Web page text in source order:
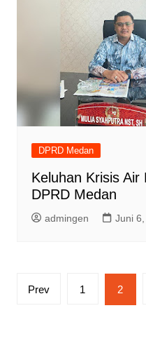
DPRD Medan
Keluhan Krisis Air
DPRD Medan
admingen Juni
Paginasi
Prev 1 2